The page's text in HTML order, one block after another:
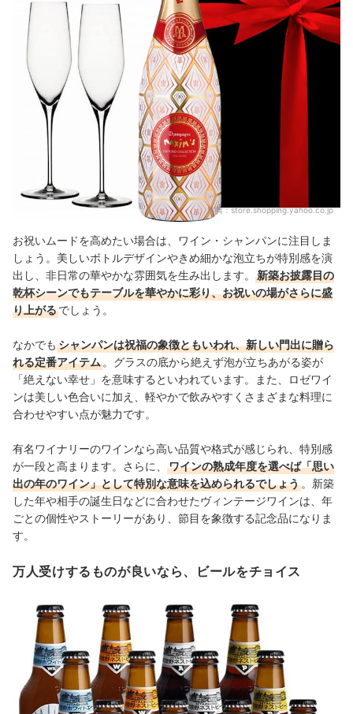
出典：store.shopping.yahoo.co.jp
お祝いムードを高めたい場合は、ワイン・シャンパンに注目しま
しょう。美しいボトルデザインやきめ細かな泡立ちが特別感を演
出し、非日常の華やかな雰囲気を生み出します。
新築お披露目の
乾杯シーンでもテーブルを華やかに彩り、お祝いの場がさらに盛
り上がるでしょう。
なかでも シャンパンは祝福の象徴ともいわれ、新しい門出に贈ら
れる定番アイテム 。 グラスの底から絶えず泡が立ちあがる姿が
「絶えない幸せ」を意味するといわれています。
また、ロゼワイ
ンは美しい色合いに加え、軽やかで飲みやすくさまざまな料理に
合わせやすい点が魅力です。
有名ワイナリーのワインなら高い品質や格式が感じられ、特別感
が一段と高まります。さらに、
ワインの熟成年度を選べば「思い
出の年のワイン」として特別な意味を込められるでしょう 。新築
した年や相手の誕生日などに合わせたヴィンテージワインは、年
ごとの個性やストーリーがあり、節目を象徴する記念品になりま
す。
万人受けするものが良いなら、ビールをチョイス